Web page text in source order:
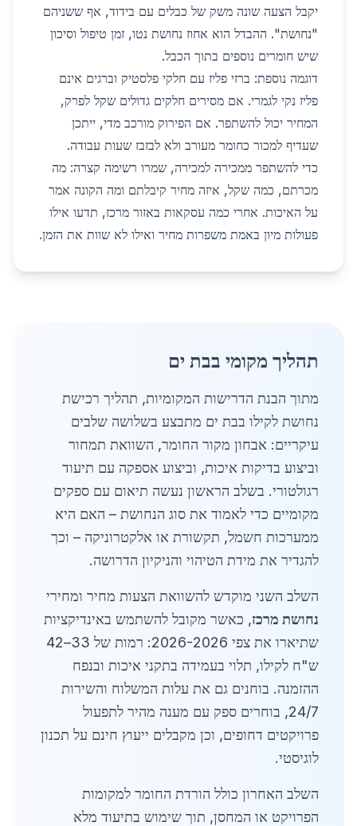
יקבל הצעה שונה משק של כבלים עם בידוד, אף ששניהם
"נחושת". ההבדל הוא אחוז נחושת נטו, זמן טיפול וסיכון
שיש חומרים נוספים בתוך הכבל.
דוגמה נוספת: ברזי פליז עם חלקי פלסטיק וברגים אינם
פליז נקי לגמרי. אם מסירים חלקים גדולים שקל לפרק,
המחיר יכול להשתפר. אם הפירוק מורכב מדי, ייתכן
שעדיף למכור כחומר מעורב ולא לבזבז שעות עבודה.
כדי להשתפר ממכירה למכירה, שמרו רשימה קצרה: מה
מכרתם, כמה שקל, איזה מחיר קיבלתם ומה הקונה אמר
על האיכות. אחרי כמה עסקאות באזור מרכז, תדעו אילו
פעולות מיון באמת משפרות מחיר ואילו לא שוות את הזמן.
תהליך מקומי בבת ים
מתוך הבנת הדרישות המקומיות, תהליך רכישת
נחושת לקילו בבת ים מתבצע בשלושה שלבים
עיקריים: אבחון מקור החומר, השוואת תמחור
וביצוע בדיקות איכות, וביצוע אספקה עם תיעוד
רגולטורי. בשלב הראשון נעשה תיאום עם ספקים
מקומיים כדי לאמוד את סוג הנחושת – האם היא
ממערכות חשמל, תקשורת או אלקטרוניקה – וכך
להגדיר את מידת הטיהוי והניקיון הדרושה.
השלב השני מוקדש להשוואת הצעות מחיר ומחירי
נחושת מרכז, כאשר מקובל להשתמש באינדיקציות
שתיארו את צפי 2026-2026: רמות של 33–42
ש"ח לקילו, תלוי בעמידה בתקני איכות ובנפח
ההזמנה. בוחנים גם את עלות המשלוח והשירות
24/7, בוחרים ספק עם מענה מהיר לתפעול
פרויקטים דחופים, וכן מקבלים ייעוץ חינם על תכנון
לוגיסטי.
השלב האחרון כולל הורדת החומר למקומות
הפרויקט או המחסן, תוך שימוש בתיעוד מלא